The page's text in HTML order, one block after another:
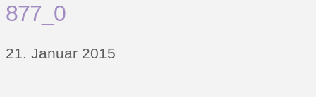
877_0
21. Januar 2015